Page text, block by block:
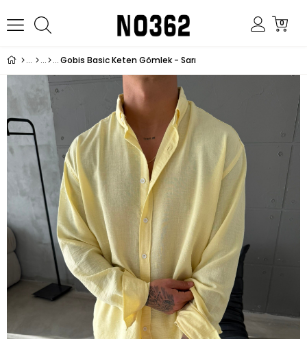
0
Gobis Basic Keten Gömlek - Sarı